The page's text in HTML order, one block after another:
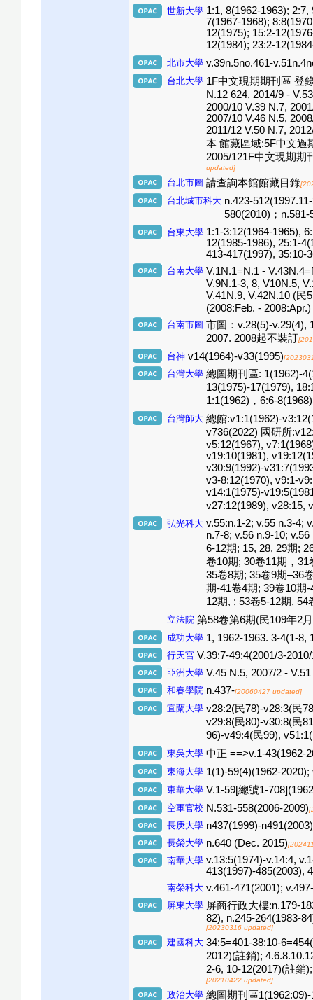
世新大學 1:1, 8(1962-1963);
7(1967-1968);
12(1975); 15:2-
12(1984); 23:2-
北市大學 v.39n.5no.461-
台北大學 1F中文現期期刊區 登
N.12 624, 2014/9 -
2000/10 V.39 N.7,
2007/10 V.46 N.5,
2011/12 V.50 N.7,
本 館藏區域:5F中文過
2005/121F中文現期期
updated]
台北市圖 請查詢本館館藏目錄
台北城市科大 n.423-
580(2010)；n.581-
台東大學 1:1-3:12(1964-1965),
12(1985-1986), 25:1-
413-417(1997), 35:10-
台南大學 V.1N.1=N.1 -
V.9N.1-3, 8, V10N.5,
V.41N.9, V.42N.10 (民
(2008:Feb. -
台南市圖 市圖：v.28(5)-v.29(4),
2007. 2008起不裝訂
台神 v14(1964)-v33(1995)
台灣大學 總圖期刊區: 1(1962)-
13(1975)-17(1979),
1:1(1962)，6:6-
台灣師大 總館:v1:1(1962)-
v736(2022) 國研所
v5:12(1967),
v19:10(1981),
v30:9(1992)-
v3-8:12(1970), v9:1-
v14:1(1975)-
v27:12(1989), v28:15,
弘光科大 v.55:n.1-2; v.55 n.3-4;
n.7-8; v.56 n.9-10;
6-12期; 15, 28, 29期;
卷10期; 30卷11期，31
35卷8期; 35卷9期–36
期-41卷4期; 39卷10期
12期, ; 53卷5-12期,
立法院 第58卷第6期(民109年2
成功大學 1, 1962-1963. 3-4(1-8,
行天宮 V.39:7-49:4(2001/3-
亞洲大學 V.45 N.5, 2007/2 -
和春學院 n.437-[20060427 updated]
宜蘭大學 v28:2(民78)-v28:3(民
v29:8(民80)-v30:8(民
96)-v49:4(民99),
東吳大學 中正 ==>v.1-43(1962-
東海大學 1(1)-59(4)(1962-
東華大學 V.1-59[總號1-
空軍官校 N.531-558(2006-2009)
長庚大學 n437(1999)-n491(2003)
長榮大學 n.640 (Dec. 2015)
南華大學 v.13:5(1974)-v.14:4,
413(1997)-485(2003),
南榮科大 v.461-471(2001);
屏東大學 屏商行政大樓:n.179-
82), n.245-264(1983-
[20230316 updated]
建國科大 34:5=401-38:10-
2012)(註銷);
2-6, 10-12(2017)(註銷
[20210422 updated]
政治大學 總圖期刊區